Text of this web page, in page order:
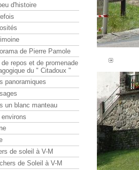
d'histoire
de Pierre Pamole
repos et de promenade
du " Citadoux "
panoramiques
un blanc manteau
de soleil à V-M
de Soleil à V-M